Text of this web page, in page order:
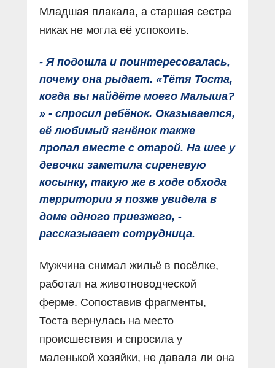
Младшая плакала, а старшая сестра
никак не могла её успокоить.
- Я подошла и поинтересовалась,
почему она рыдает. «Тётя Тоста,
когда вы найдёте моего Малыша?
» - спросил ребёнок. Оказывается,
её любимый ягнёнок также
пропал вместе с отарой. На шее у
девочки заметила сиреневую
косынку, такую же в ходе обхода
территории я позже увидела в
доме одного приезжего, -
рассказывает сотрудница.
Мужчина снимал жильё в посёлке,
работал на животноводческой
ферме. Сопоставив фрагменты,
Тоста вернулась на место
происшествия и спросила у
маленькой хозяйки, не давала ли она